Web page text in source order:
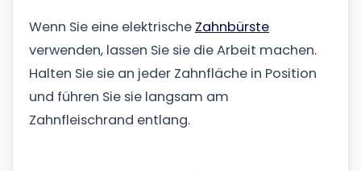
Wenn Sie eine elektrische Zahnbürste
verwenden, lassen Sie sie die Arbeit machen.
Halten Sie sie an jeder Zahnfläche in Position
und führen Sie sie langsam am
Zahnfleischrand entlang.